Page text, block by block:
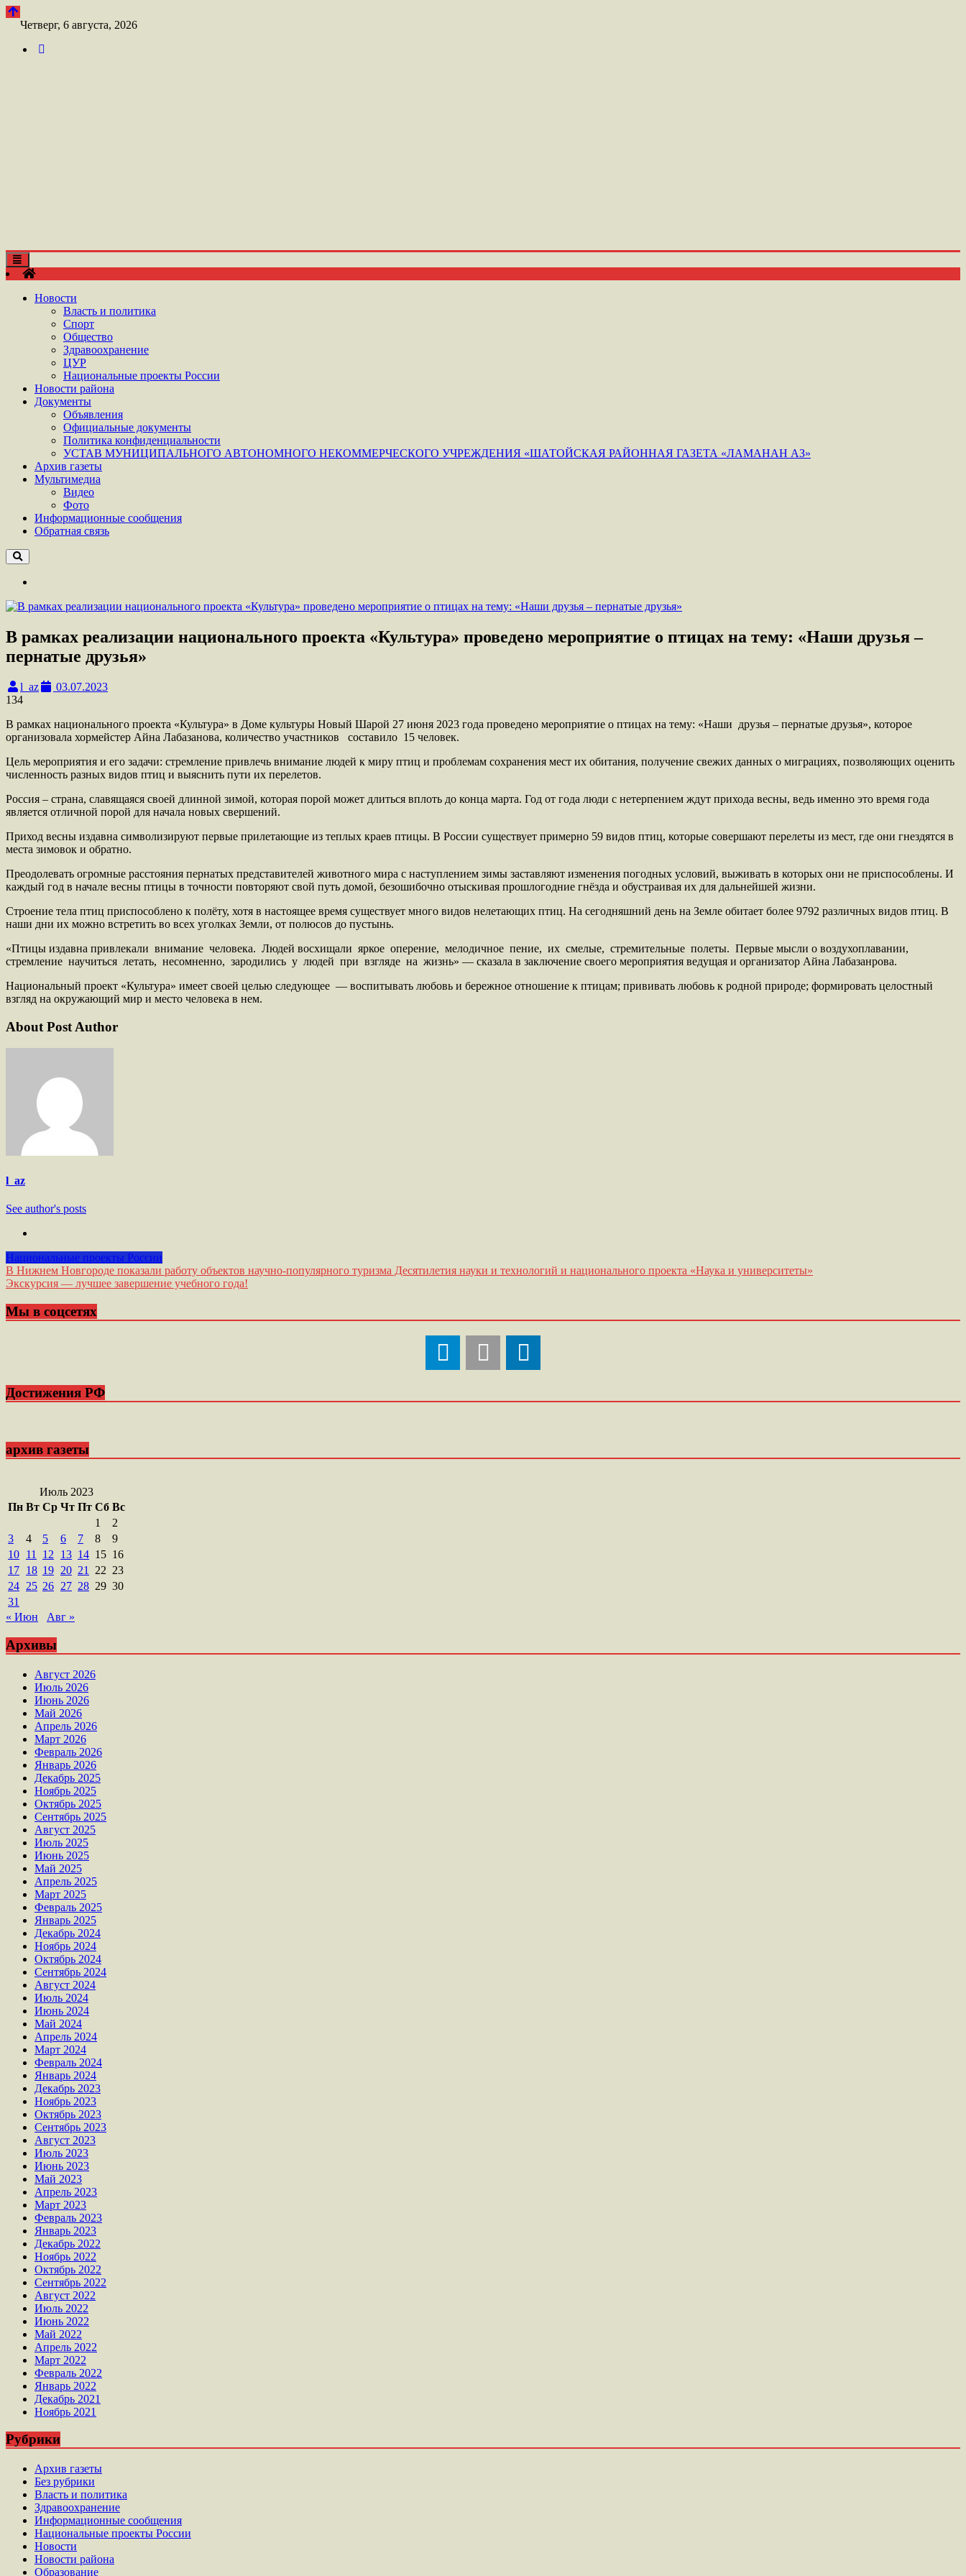
Перейти
Четверг, 6 августа, 2026
ГАЗЕТА ЛАМАНАН АЗ
ШАТОЙСКАЯ ГАЗЕТА ЛАМАНАН АЗ
Toggle
navigation
Новости
Власть и политика
Спорт
Общество
Здравоохранение
ЦУР
Национальные проекты России
Новости района
Документы
Объявления
Официальные документы
Политика конфиденциальности
УСТАВ МУНИЦИПАЛЬНОГО АВТОНОМНОГО НЕКОММЕРЧЕСКОГО УЧРЕЖДЕНИЯ «ШАТОЙСКАЯ РАЙОННАЯ ГАЗЕТА «ЛАМАНАН АЗ»
Архив газеты
Мультимедиа
Видео
Фото
Информационные сообщения
Обратная связь
В рамках реализации национального проекта «Культура» проведено мероприятие о птицах на тему: «Наши друзья –
пернатые друзья»
l_az
03.07.2023
134
В рамках национального проекта «Культура» в Доме культуры Новый Шарой 27 июня 2023 года проведено мероприятие о птицах на тему: «Наши друзья – пернатые друзья», которое
организовала хормейстер Айна Лабазанова, количество участников составило 15 человек.
Цель мероприятия и его задачи: стремление привлечь внимание людей к миру птиц и проблемам сохранения мест их обитания, получение свежих данных о миграциях, позволяющих оценить
численность разных видов птиц и выяснить пути их перелетов.
Россия – страна, славящаяся своей длинной зимой, которая порой может длиться вплоть до конца марта. Год от года люди с нетерпением ждут прихода весны, ведь именно это время года
является отличной порой для начала новых свершений.
Приход весны издавна символизируют первые прилетающие из теплых краев птицы. В России существует примерно 59 видов птиц, которые совершают перелеты из мест, где они гнездятся в
места зимовок и обратно.
Преодолевать огромные расстояния пернатых представителей животного мира с наступлением зимы заставляют изменения погодных условий, выживать в которых они не приспособлены. И
каждый год в начале весны птицы в точности повторяют свой путь домой, безошибочно отыскивая прошлогодние гнёзда и обустраивая их для дальнейшей жизни.
Строение тела птиц приспособлено к полёту, хотя в настоящее время существует много видов нелетающих птиц. На сегодняшний день на Земле обитает более 9792 различных видов птиц. В
наши дни их можно встретить во всех уголках Земли, от полюсов до пустынь.
«Птицы издавна привлекали внимание человека. Людей восхищали яркое оперение, мелодичное пение, их смелые, стремительные полеты. Первые мысли о воздухоплавании,
стремление научиться летать, несомненно, зародились у людей при взгляде на жизнь» — сказала в заключение своего мероприятия ведущая и организатор Айна Лабазанрова.
Национальный проект «Культура» имеет своей целью следующее — воспитывать любовь и бережное отношение к птицам; прививать любовь к родной природе; формировать целостный
взгляд на окружающий мир и место человека в нем.
About Post Author
l_az
See author's posts
Национальные проекты России
Навигация
по
записям
В Нижнем Новгороде показали работу объектов научно-популярного туризма Десятилетия науки и технологий и национального проекта «Наука и университеты»
Экскурсия — лучшее завершение учебного года!
Мы в соцсетях
Достижения РФ
архив газеты
Июль 2023
Пн Вт Ср Чт Пт Сб Вс
1
2
3
4 5 6 7 8
9
10 11 12 13 14 15 16
17 18 19 20 21 22 23
24 25 26 27 28 29 30
31
« Июн
Авг »
Архивы
Август 2026
Июль 2026
Июнь 2026
Май 2026
Апрель 2026
Март 2026
Февраль 2026
Январь 2026
Декабрь 2025
Ноябрь 2025
Октябрь 2025
Сентябрь 2025
Август 2025
Июль 2025
Июнь 2025
Май 2025
Апрель 2025
Март 2025
Февраль 2025
Январь 2025
Декабрь 2024
Ноябрь 2024
Октябрь 2024
Сентябрь 2024
Август 2024
Июль 2024
Июнь 2024
Май 2024
Апрель 2024
Март 2024
Февраль 2024
Январь 2024
Декабрь 2023
Ноябрь 2023
Октябрь 2023
Сентябрь 2023
Август 2023
Июль 2023
Июнь 2023
Май 2023
Апрель 2023
Март 2023
Февраль 2023
Январь 2023
Декабрь 2022
Ноябрь 2022
Октябрь 2022
Сентябрь 2022
Август 2022
Июль 2022
Июнь 2022
Май 2022
Апрель 2022
Март 2022
Февраль 2022
Январь 2022
Декабрь 2021
Ноябрь 2021
Рубрики
Архив газеты
Без рубрики
Власть и политика
Здравоохранение
Информационные сообщения
Национальные проекты России
Новости
Новости района
Образование